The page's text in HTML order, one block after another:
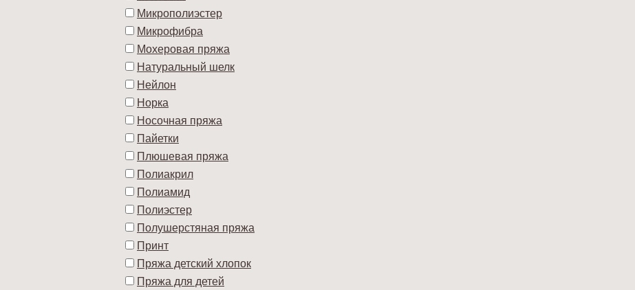
Микрополиэстер
Микрофибра
Мохеровая пряжа
Натуральный шелк
Нейлон
Норка
Носочная пряжа
Пайетки
Плюшевая пряжа
Полиакрил
Полиамид
Полиэстер
Полушерстяная пряжа
Принт
Пряжа детский хлопок
Пряжа для детей